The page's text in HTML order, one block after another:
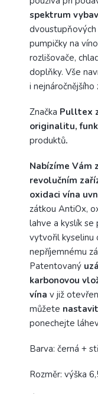
spektrum
dvoustupňových
pumpičky na
rozlišovače,
doplňky. Vše
i nejnáročnějšího
Značka Pulltex
originalitu,
produktů.
Nabízíme Vám
revolučním
oxidaci vína
zátkou AntiOx,
lahve a kyslík
vytvořil kyselinu
nepříjemnému
Patentovaný
karbonovou
vína v již
můžete
ponechejte
Barva: černá +
Rozměr: výška